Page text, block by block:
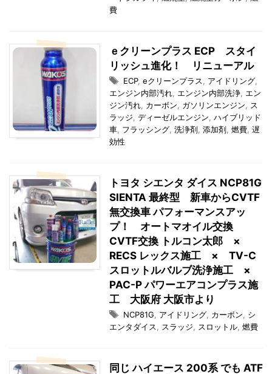
費
ｅクリーンプラス ECP スタイ
リッシュ進化！ リニューアル
ECP, eクリーンプラス アイドリング
エンジン内部汚れ エンジン内部洗浄 エン
ジン汚れ カーボン ガソリンエンジン
ス
ラッジ ディーゼルエンジン ハイブリッド
車 フラッシング 洗浄剤 添加剤 燃費 遅
効性
トヨタ シエンタ ダイス NCP81G
SIENTA 最終型 新車からCVTF
無交換車 パフォーマンスアッ
プ！ オートマオイル交換
CVTF交換 トルコン太郎 ×
RECS レックス施工 × TV-C
スロットルバルブ洗浄施工 ×
PAC-P パワーエアコンプラス施
工 大阪府 大阪市より
NCP81G アイドリング カーボン
シ
エンタダイス
スラッジ スロットル 燃費
同じ ハイエース 200系 でも ATF